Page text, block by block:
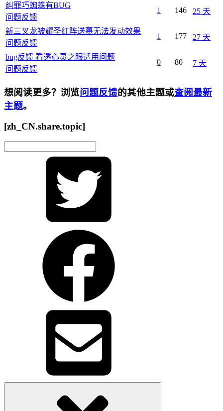
纠罪巧蜘蛛有BUG
问题反馈
1 146 25 天
新三叉龙被耀圣红阵送墓无法发动效果
问题反馈
1 177 27 天
bug反馈 看透心灵之眼适用问题
问题反馈
0 80 7 天
想阅读更多？浏览问题反馈的其他主题或查阅最新
主题。
[zh_CN.share.topic]